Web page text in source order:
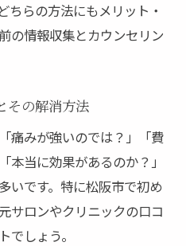
ちらの方法にもメリット・
の情報収集とカウンセリン
その解消方法
痛みが強いのでは？」「費
本当に効果があるのか？」
いです。特に松阪市で初め
サロンやクリニックの口コ
でしょう。